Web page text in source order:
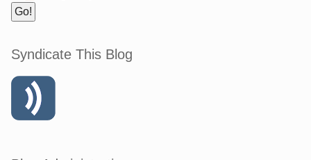
Syndicate This Blog